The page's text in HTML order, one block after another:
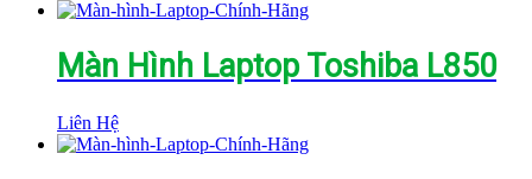
Màn Hình Laptop Toshiba L850
Liên Hệ